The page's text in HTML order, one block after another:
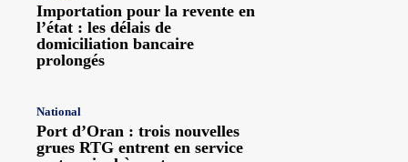
Importation pour la revente en
l’état : les délais de
domiciliation bancaire
prolongés
National
Port d’Oran : trois nouvelles
grues RTG entrent en service